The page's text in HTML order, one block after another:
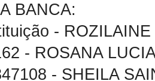
BANCA:
-
- ROSANA
- SHEILA